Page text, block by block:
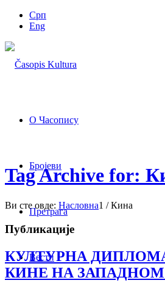
Срп
Eng
О Часопису
Бројеви
Претрага
Вести
Tag Archive for:
Ви сте овде: Насловна1 / Кина
Публикације
КУЛТУРНА
КИНЕ НА